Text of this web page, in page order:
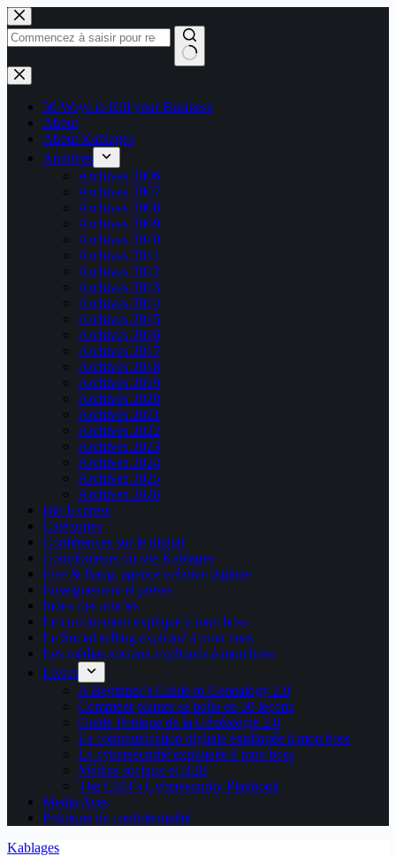
Passer
au
contenu
Aucun
résultat
50 Ways to Kill your Business
About
About Kablages
Archives
Archives 2006
Archives 2007
Archives 2008
Archives 2009
Archives 2010
Archives 2011
Archives 2012
Archives 2013
Archives 2014
Archives 2015
Archives 2016
Archives 2017
Archives 2018
Archives 2019
Archives 2020
Archives 2021
Archives 2022
Archives 2023
Archives 2024
Archives 2025
Archives 2026
Bio Express
Catégories
Conférences sur le digital
Contributeurs du site Kablages
Else & Bang, agence créative digitale
Enseignement et presse
Index des articles
Le confinement expliqué à mon boss
Le Social selling expliqué à mon boss
Les médias sociaux expliqués à mon boss
Livres
A Beginner’s Guide to Genealogy 2.0
Comment planter sa boîte en 50 leçons
Guide Pratique de la Généalogie 2.0
La communication digitale expliquée à mon boss
La cybersécurité expliquée à mon boss
Médias sociaux et B2B
The CEO’s Cybersecurity Playbook
Media Aces
Politique de confidentialité
Kablages